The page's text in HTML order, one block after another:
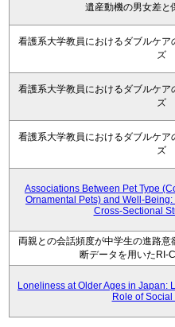
遺産動機の男女差と
看護系大学教員におけるダブルケ
ズ
看護系大学教員におけるダブルケ
ズ
看護系大学教員におけるダブルケ
ズ
Associations Between Pet Type
Ornamental Pets) and Well-
Cross-Sectional
両親との会話頻度が中学生の進路
断データを用いたRI-
Loneliness at Older Ages in Japan:
Role of Social